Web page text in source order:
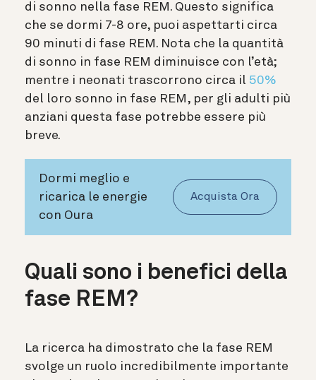
di sonno nella fase REM. Questo significa
che se dormi 7-8 ore, puoi aspettarti circa
90 minuti di fase REM. Nota che la quantità
di sonno in fase REM diminuisce con l’età;
mentre i neonati trascorrono circa il 50%
del loro sonno in fase REM, per gli adulti più
anziani questa fase potrebbe essere più
breve.
Dormi meglio e
ricarica le energie
con Oura
Acquista Ora
Quali sono i benefici della
fase REM?
La ricerca ha dimostrato che la fase REM
svolge un ruolo incredibilmente importante